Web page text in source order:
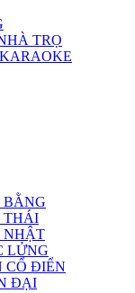
TRỌ
BẰNG
THÁI
NHẬT
LỬNG
CỔ ĐIỂN
ĐẠI